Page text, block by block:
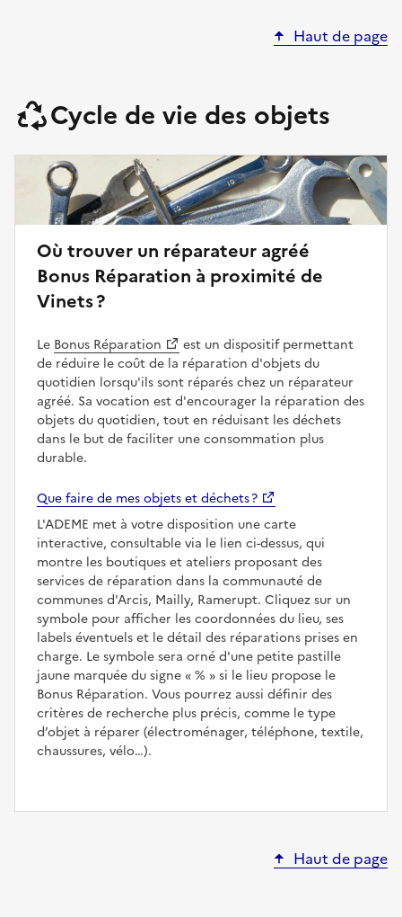
Haut de page
Cycle de vie des objets
Où trouver un réparateur agréé
Bonus Réparation à proximité de
Vinets ?
Le Bonus Réparation
est un dispositif permettant
de réduire le coût de la réparation d'objets du
quotidien lorsqu'ils sont réparés chez un réparateur
agréé. Sa vocation est d'encourager la réparation des
objets du quotidien, tout en réduisant les déchets
dans le but de faciliter une consommation plus
durable.
Que faire de mes objets et déchets ?
L'ADEME met à votre disposition une carte
interactive, consultable via le lien ci-dessus, qui
montre les boutiques et ateliers proposant des
services de réparation dans la communauté de
communes d'Arcis, Mailly, Ramerupt. Cliquez sur un
symbole pour afficher les coordonnées du lieu, ses
labels éventuels et le détail des réparations prises en
charge. Le symbole sera orné d'une petite pastille
jaune marquée du signe
%
si le lieu propose le
Bonus Réparation. Vous pourrez aussi définir des
critères de recherche plus précis, comme le type
d’objet à réparer (électroménager, téléphone, textile,
chaussures, vélo…).
Haut de page